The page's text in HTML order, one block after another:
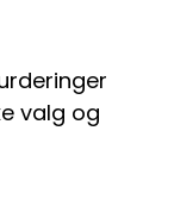
valg og